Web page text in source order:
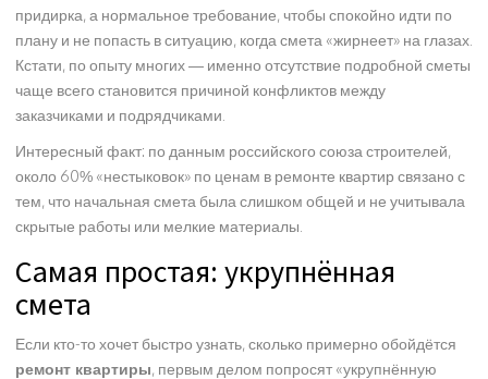
придирка, а нормальное требование, чтобы спокойно идти по
плану и не попасть в ситуацию, когда смета «жирнеет» на глазах.
Кстати, по опыту многих — именно отсутствие подробной сметы
чаще всего становится причиной конфликтов между
заказчиками и подрядчиками.
Интересный факт: по данным российского союза строителей,
около 60% «нестыковок» по ценам в ремонте квартир связано с
тем, что начальная смета была слишком общей и не учитывала
скрытые работы или мелкие материалы.
Самая простая: укрупнённая
смета
Если кто-то хочет быстро узнать, сколько примерно обойдётся
ремонт квартиры, первым делом попросят «укрупнённую